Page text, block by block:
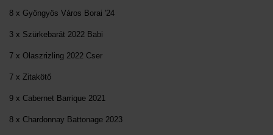
8 x Gyöngyös Város Borai '24
3 x Szürkebarát 2022 Babi
7 x Olaszrizling 2022 Cser
7 x Zitakötő
9 x Cabernet Barrique 2021
8 x Chardonnay Battonage 2023